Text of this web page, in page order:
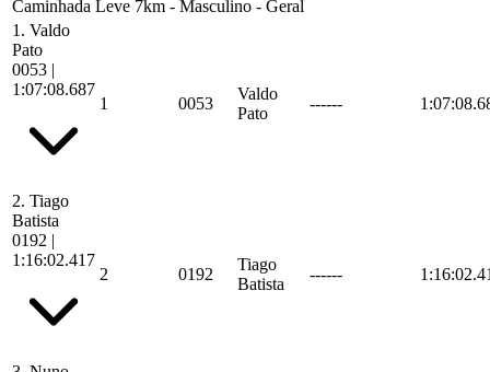
Caminhada Leve 7km - Masculino - Geral
1. Valdo
Pato
0053 |
1:07:08.687
1 0053
Valdo
Pato
------
2. Tiago
Batista
0192 |
1:16:02.417
2 0192
Tiago
Batista
------